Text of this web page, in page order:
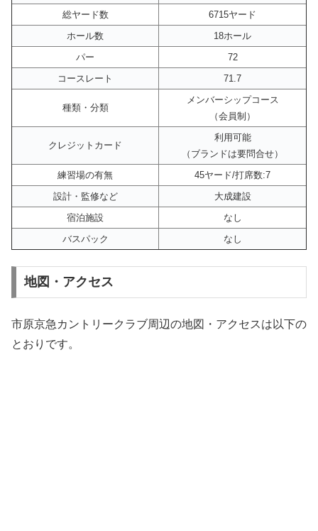
総ヤード数
6715ヤード
ホール数
18ホール
パー
72
コースレート
71.7
種類・分類
メンバーシップコース
（会員制）
クレジットカード
利用可能
（ブランドは要問合せ）
練習場の有無
45ヤード/打席数:7
設計・監修など
大成建設
宿泊施設
なし
バスパック
なし
地図・アクセス
市原京急カントリークラブ周辺の地図・アクセスは以下の
とおりです。